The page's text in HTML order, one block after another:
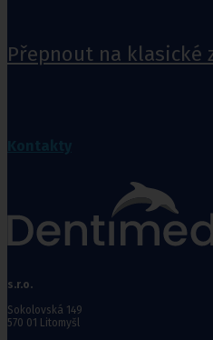
Přepnout na klasické
s.r.o.
Sokolovská 149
570 01 Litomyšl